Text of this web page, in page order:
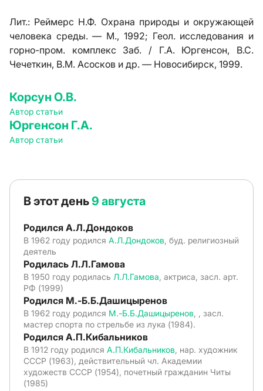
Лит.: Реймерс Н.Ф. Охрана природы и окружающей
человека среды. — М., 1992; Геол. исследования и
горно-пром. комплекс Заб. / Г.А. Юргенсон, В.С.
Чечеткин, В.М. Асосков и др. — Новосибирск, 1999.
Корсун О.В.
Автор статьи
Юргенсон Г.А.
Автор статьи
В этот день9 августа
Родился А.Л.Дондоков
В 1962 году родился А.Л.Дондоков , буд. религиозный
деятель
Родилась Л.Л.Гамова
В 1950 году родилась Л.Л.Гамова , актриса, засл. арт.
РФ (1999)
Родился М.-Б.Б.Дашицыренов
В 1962 году родился М.-Б.Б.Дашицыренов , , засл.
мастер спорта по стрельбе из лука (1984).
Родился А.П.Кибальников
В 1912 году родился А.П.Кибальников , нар. художник
СССР (1963), действительный чл. Академии
художеств СССР (1954), почетный гражданин Читы
(1985)